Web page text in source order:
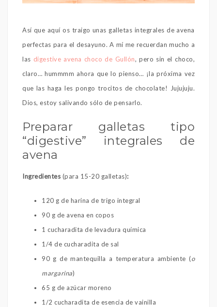
Así que aquí os traigo unas galletas integrales de avena
perfectas para el desayuno. A mí me recuerdan mucho a
las digestive avena choco de Gullón, pero sin el choco,
claro… hummmm ahora que lo pienso… ¡la próxima vez
que las haga les pongo trocitos de chocolate! Jujujuju.
Dios, estoy salivando sólo de pensarlo.
Preparar galletas tipo
“digestive” integrales de
avena
Ingredientes (para 15-20 galletas):
120 g de harina de trigo integral
90 g de avena en copos
1 cucharadita de levadura química
1/4 de cucharadita de sal
90 g de mantequilla a temperatura ambiente (o
margarina)
65 g de azúcar moreno
1/2 cucharadita de esencia de vainilla